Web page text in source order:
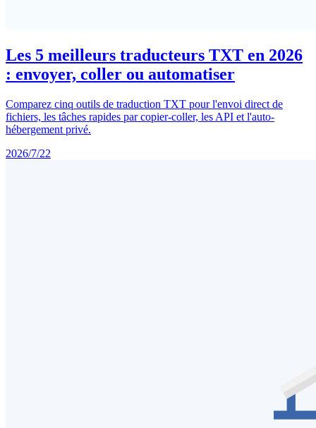
Les 5 meilleurs traducteurs TXT en 2026
: envoyer, coller ou automatiser
Comparez cinq outils de traduction TXT pour l'envoi direct de
fichiers, les tâches rapides par copier-coller, les API et l'auto-
hébergement privé.
2026/7/22